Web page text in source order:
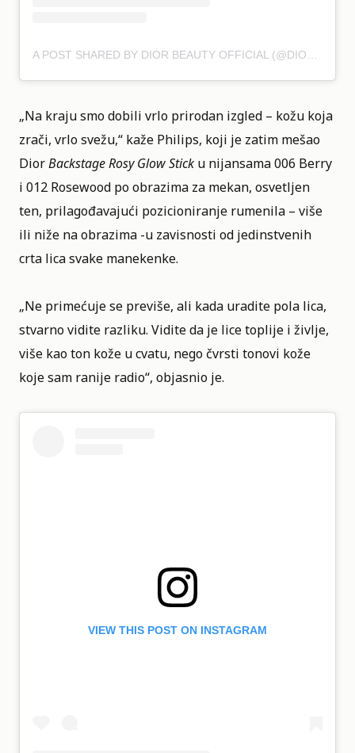
„Na kraju smo dobili vrlo prirodan izgled – kožu koja
zrači, vrlo svežu,“ kaže Philips, koji je zatim mešao
DiorBackstage Rosy Glow Stick u nijansama 006 Berry
i 012 Rosewood po obrazima za mekan, osvetljen
ten, prilagođavajući pozicioniranje rumenila – više
ili niže na obrazima -u zavisnosti od jedinstvenih
crta lica svake manekenke.
„Ne primećuje se previše, ali kada uradite pola lica,
stvarno vidite razliku. Vidite da je lice toplije i življe,
više kao ton kože u cvatu, nego čvrsti tonovi kože
koje sam ranije radio“, objasnio je.
VIEW THIS POST ON INSTAGRAM